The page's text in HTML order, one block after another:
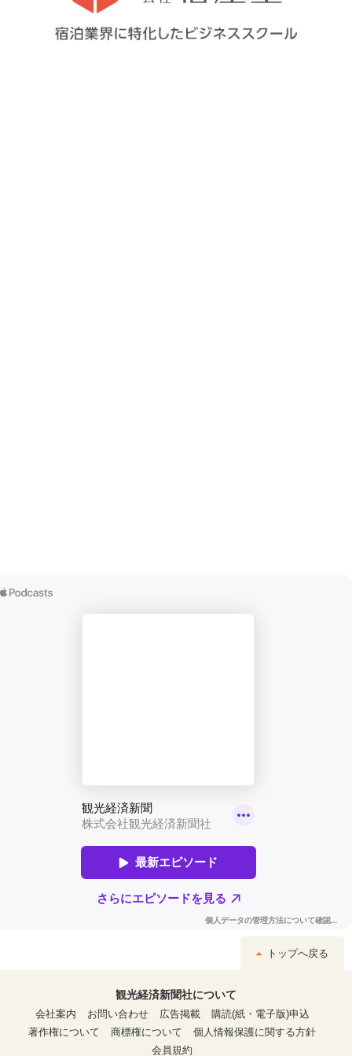
トップへ戻る
観光経済新聞社について
会社案内
お問い合わせ 広告掲載
購読(紙・電子版)申込
著作権について
商標権について
個人情報保護に関する方針
会員規約